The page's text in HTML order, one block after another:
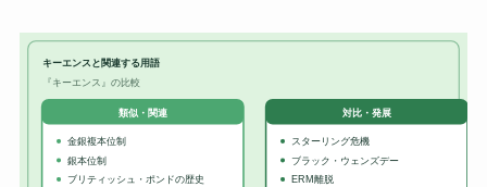
キーエンスと関連する用語
『キーエンス』の比較
類似・関連
金銀複本位制
銀本位制
ブリティッシュ・ポンドの歴史
対比・発展
スターリング危機
ブラック・ウェンズデー
ERM離脱